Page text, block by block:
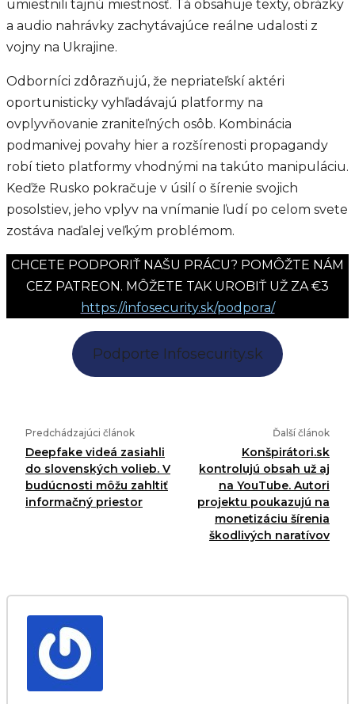
umiestnili tajnú miestnosť. Tá obsahuje texty, obrázky
a audio nahrávky zachytávajúce reálne udalosti z
vojny na Ukrajine.
Odborníci zdôrazňujú, že nepriateľskí aktéri
oportunisticky vyhľadávajú platformy na
ovplyvňovanie zraniteľných osôb. Kombinácia
podmanivej povahy hier a rozšírenosti propagandy
robí tieto platformy vhodnými na takúto manipuláciu.
Keďže Rusko pokračuje v úsilí o šírenie svojich
posolstiev, jeho vplyv na vnímanie ľudí po celom svete
zostáva naďalej veľkým problémom.
CHCETE PODPORIŤ NAŠU PRÁCU? POMÔŽTE NÁM
CEZ PATREON. MÔŽETE TAK UROBIŤ UŽ ZA €3
https://infosecurity.sk/podpora/
Podporte Infosecurity.sk
Predchádzajúci článok
Deepfake videá zasiahli
do slovenských volieb. V
budúcnosti môžu zahltiť
informačný priestor
Ďalší článok
Konšpirátori.sk
kontrolujú obsah už aj
na YouTube. Autori
projektu poukazujú na
monetizáciu šírenia
škodlivých naratívov